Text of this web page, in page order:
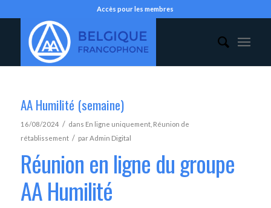
Accès pour les membres
AA Humilité (semaine)
16/08/2024 / dans En ligne uniquement, Réunion de
rétablissement / parAdmin Digital
Réunion en ligne du groupe
AA Humilité